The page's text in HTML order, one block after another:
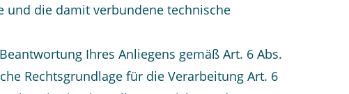
und die damit verbundene technische
Ihres Anliegens gemäß Art. 6 Abs.
Rechtsgrundlage für die Verarbeitung Art. 6